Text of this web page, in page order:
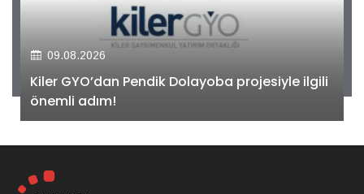
09.08.2026
Kiler GYO’dan Pendik Dolayoba projesiyle ilgili
önemli adım!